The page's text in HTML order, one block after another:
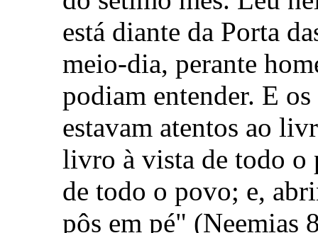
está diante da Porta
meio-dia, perante
podiam entender. E
estavam atentos ao
livro à vista de todo o
de todo o povo; e,
pôs em pé" (Neemias